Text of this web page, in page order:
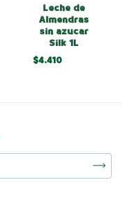
Leche de
Almendras
sin azucar
Silk 1L
$4.410